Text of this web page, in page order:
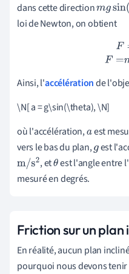
dans cette directionmgsin(θ
loi de Newton, on obtient
ma F
Ainsi, l'accélérationde
\N[ a = g\sin(\theta), \N]
où l'accélération,aest
vers le bas du plan,gest
m/s2 , etθest l'angle entre
mesuré en degrés.
Friction sur un plan
En réalité, aucun plan
pourquoi nous devons